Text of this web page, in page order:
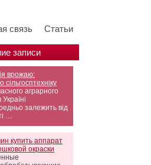
связь Статьи
записи
врожаю:
сільгосптехніку
аграрного
залежить від
…
купить аппарат
окраски